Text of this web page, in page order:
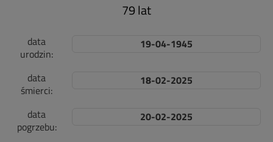
79 lat
data
urodzin:
19-04-1945
data
śmierci:
18-02-2025
data
pogrzebu:
20-02-2025